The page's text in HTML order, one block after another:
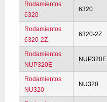
Rodamientos
6320
6320
Rodamientos
6320-2Z
6320-2Z
Rodamientos
NUP320E
NUP320E
Rodamientos
NU320
NU320